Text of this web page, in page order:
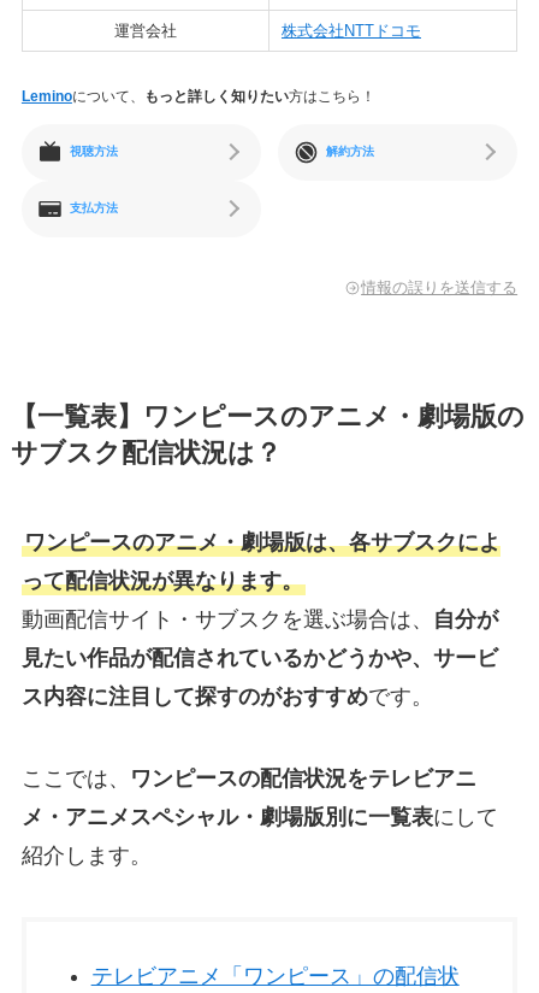
運営会社 株式会社NTTドコモ
Leminoについて、 もっと詳しく知りたい方はこちら！
視聴方法 解約方法
支払方法
情報の誤りを送信する
【一覧表】ワンピースのアニメ・劇場版の
サブスク配信状況は？
ワンピースのアニメ・劇場版は、各サブスクによ
って配信状況が異なります。
動画配信サイト・サブスクを選ぶ場合は、
自分が
見たい作品が配信されているかどうかや、サービ
ス内容に注目して探すのがおすすめです。
ここでは、
ワンピースの配信状況をテレビアニ
メ・アニメスペシャル・劇場版別に一覧表にして
紹介します。
テレビアニメ「ワンピース」の配信状